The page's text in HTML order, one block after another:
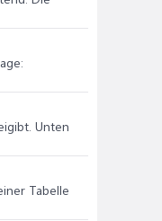
Unten
Tabelle